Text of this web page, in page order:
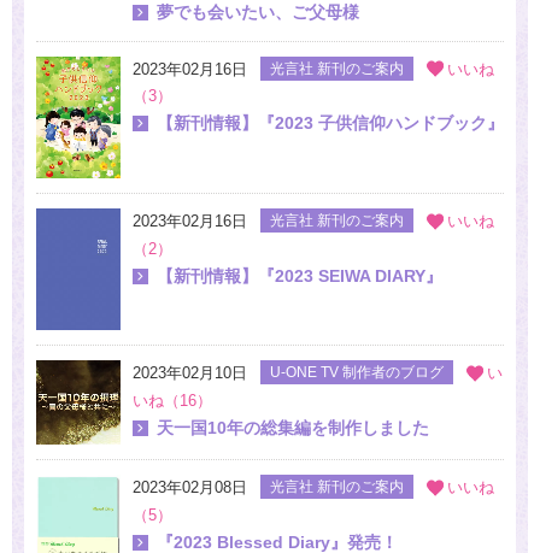
夢でも会いたい、ご父母様
2023年02月16日 光言社 新刊のご案内
いいね
（3）
【新刊情報】『2023 子供信仰ハンドブック』
2023年02月16日 光言社 新刊のご案内
いいね
（2）
【新刊情報】『2023 SEIWA DIARY』
2023年02月10日 U-ONE TV 制作者のブログ
い
いね（16）
天一国10年の総集編を制作しました
2023年02月08日 光言社 新刊のご案内
いいね
（5）
『2023 Blessed Diary』発売！